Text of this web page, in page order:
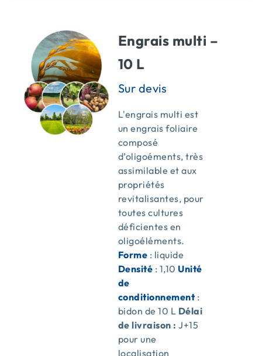
Engrais multi –
10 L
L'engrais multi est
un engrais foliaire
composé
d’oligoéments, très
assimilable et aux
propriétés
revitalisantes, pour
toutes cultures
déficientes en
oligoéléments.
Forme : liquide
Densité : 1,10Unité
de
conditionnement :
bidon de 10 L Délai
de livraison : J+15
pour une
localisation